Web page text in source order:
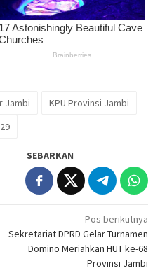
Jambi
KPU Provinsi Jambi
SEBARKAN
Pos berikutnya
Sekretariat DPRD Gelar Turnamen
Domino Meriahkan HUT ke-68
Provinsi Jambi